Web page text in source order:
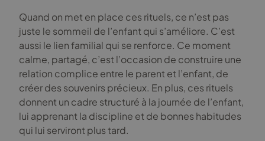
Quand on met en place ces rituels, ce n’est pas
juste le sommeil de l’enfant qui s’améliore. C’est
aussi le lien familial qui se renforce. Ce moment
calme, partagé, c’est l’occasion de construire une
relation complice entre le parent et l’enfant, de
créer des souvenirs précieux. En plus, ces rituels
donnent un cadre structuré à la journée de l’enfant,
lui apprenant la discipline et de bonnes habitudes
qui lui serviront plus tard.